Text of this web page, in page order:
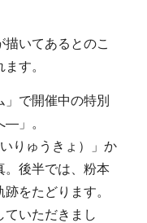
描いてあるとのこ
す。
で開催中の特別
―」。
りゅうきょ）」か
。後半では、粉本
をたどります。
ていただきまし